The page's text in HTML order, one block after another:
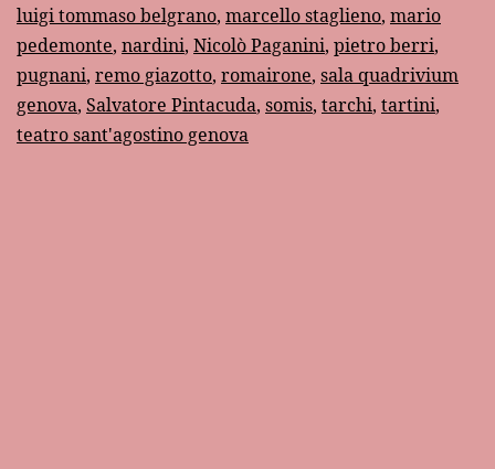
luigi tommaso belgrano, marcello staglieno, mario
pedemonte, nardini, Nicolò Paganini, pietro berri,
pugnani, remo giazotto, romairone, sala quadrivium
genova, Salvatore Pintacuda, somis, tarchi, tartini,
teatro sant'agostino genova